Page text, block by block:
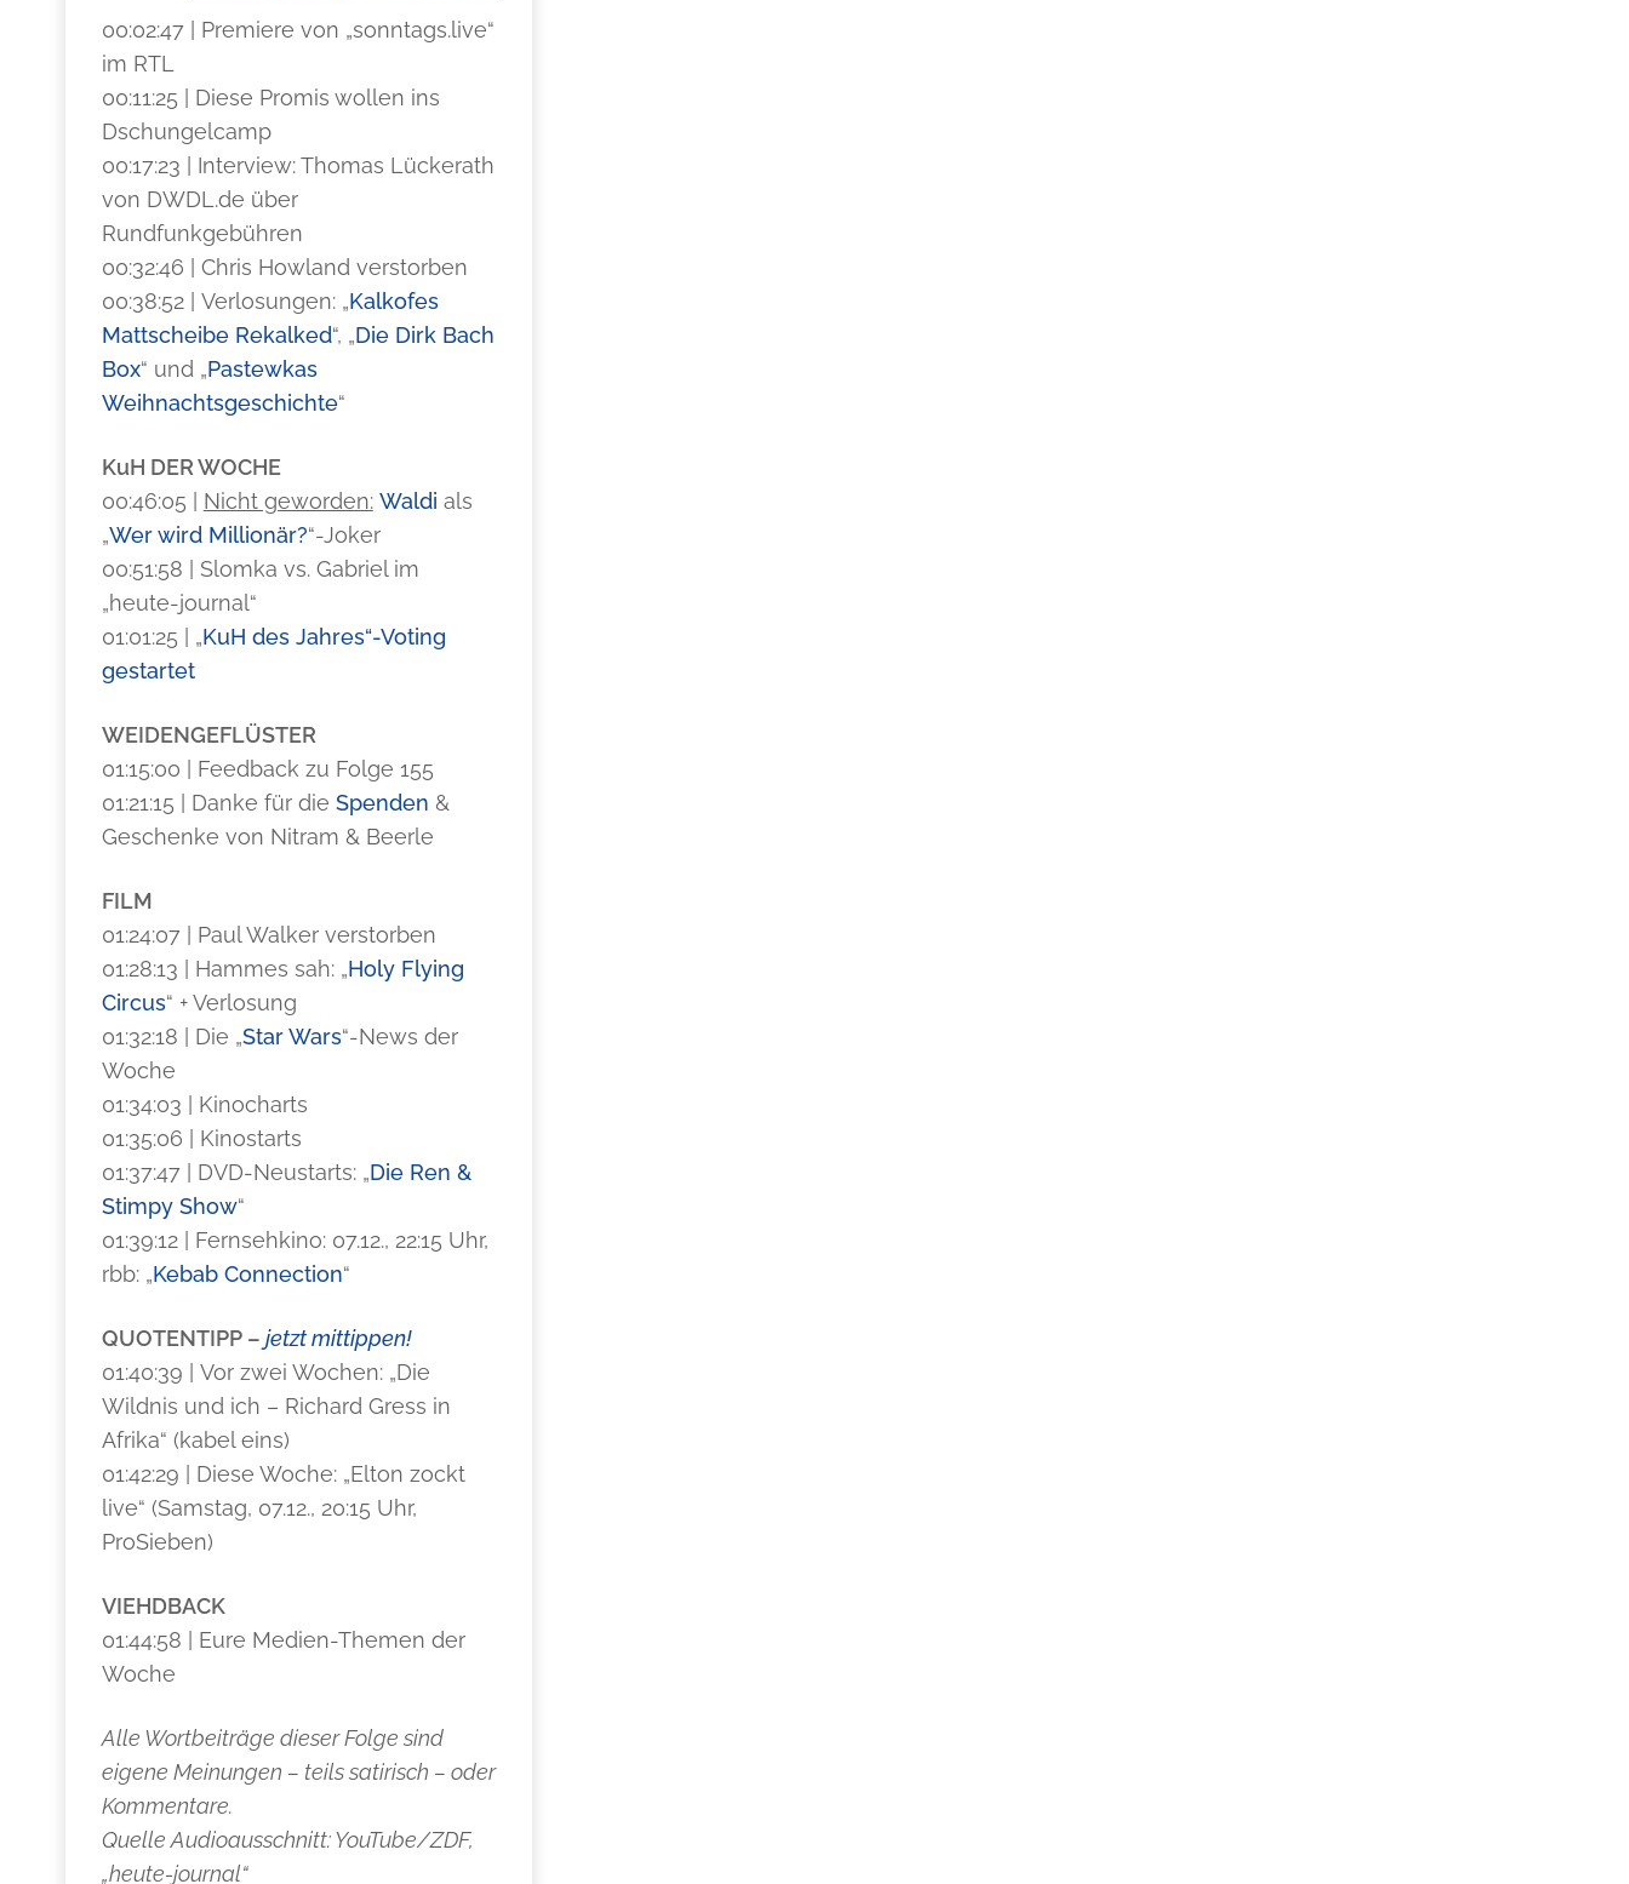
00:02:47 | Premiere von „sonntags.live“
im RTL
00:11:25 | Diese Promis wollen ins
Dschungelcamp
00:17:23 | Interview: Thomas Lückerath
von DWDL.de über
Rundfunkgebühren
00:32:46 | Chris Howland verstorben
00:38:52 | Verlosungen: „Kalkofes
Mattscheibe Rekalked“, „Die Dirk Bach
Box“ und „Pastewkas
Weihnachtsgeschichte“
KuH DER WOCHE
00:46:05 | Nicht geworden: Waldi als
„Wer wird Millionär?“-Joker
00:51:58 | Slomka vs. Gabriel im
„heute-journal“
01:01:25 | „KuH des Jahres“-Voting
gestartet
WEIDENGEFLÜSTER
01:15:00 | Feedback zu Folge 155
01:21:15 | Danke für die Spenden &
Geschenke von Nitram & Beerle
FILM
01:24:07 | Paul Walker verstorben
01:28:13 | Hammes sah: „Holy Flying
Circus“ + Verlosung
01:32:18 | Die „Star Wars“-News der
Woche
01:34:03 | Kinocharts
01:35:06 | Kinostarts
01:37:47 | DVD-Neustarts: „Die Ren &
Stimpy Show“
01:39:12 | Fernsehkino: 07.12., 22:15 Uhr,
rbb: „Kebab Connection“
QUOTENTIPP – jetzt mittippen!
01:40:39 | Vor zwei Wochen: „Die
Wildnis und ich – Richard Gress in
Afrika“ (kabel eins)
01:42:29 | Diese Woche: „Elton zockt
live“ (Samstag, 07.12., 20:15 Uhr,
ProSieben)
VIEHDBACK
01:44:58 | Eure Medien-Themen der
Woche
Alle Wortbeiträge dieser Folge sind
eigene Meinungen – teils satirisch – oder
Kommentare.
Quelle Audioausschnitt: YouTube/ZDF,
„heute-journal“